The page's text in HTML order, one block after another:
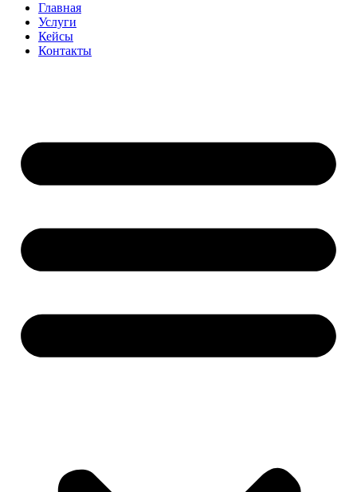
Главная
Услуги
Кейсы
Контакты